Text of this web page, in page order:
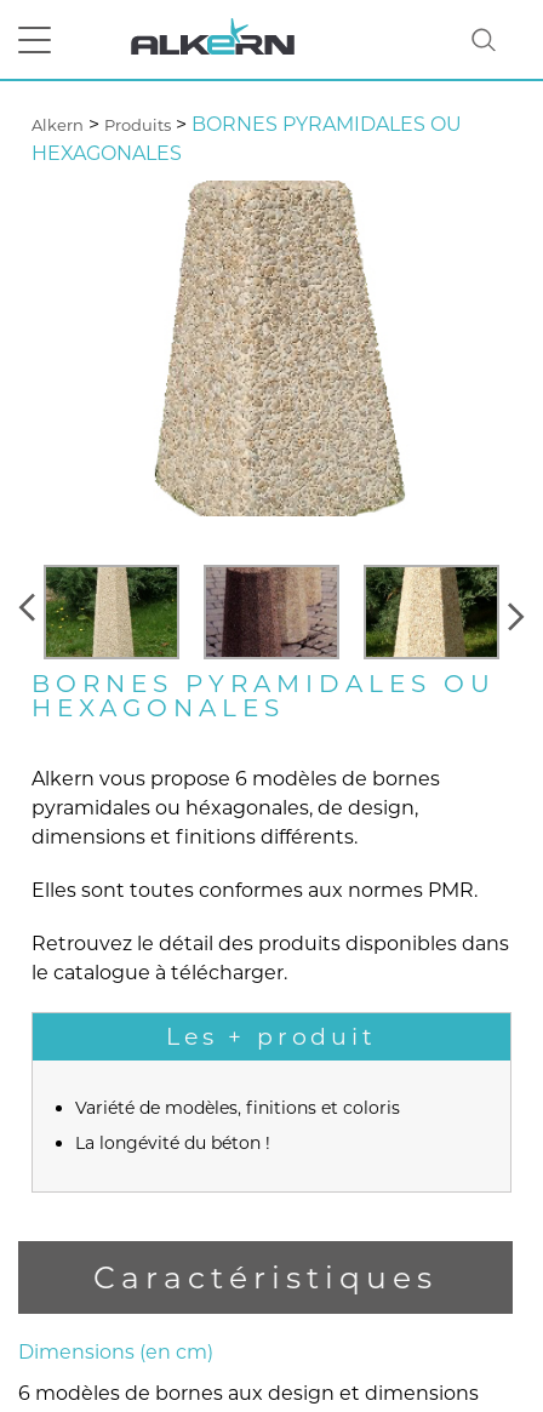
Alkern > Produits > BORNES PYRAMIDALES OU
HEXAGONALES
BORNES PYRAMIDALES OU
HEXAGONALES
Alkern vous propose 6 modèles de bornes
pyramidales ou héxagonales, de design,
dimensions et finitions différents.
Elles sont toutes conformes aux normes PMR.
Retrouvez le détail des produits disponibles dans
le catalogue à télécharger.
Les + produit
Variété de modèles, finitions et coloris
La longévité du béton !
Caractéristiques
Dimensions (en cm)
6 modèles de bornes aux design et dimensions